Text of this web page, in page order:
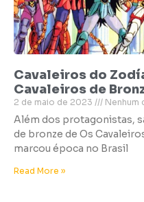
Cavaleiros do
Cavaleiros de
2 de maio de 2023 Nenhum
Além dos protagonistas,
de bronze de Os
marcou época no Brasil
Read More »